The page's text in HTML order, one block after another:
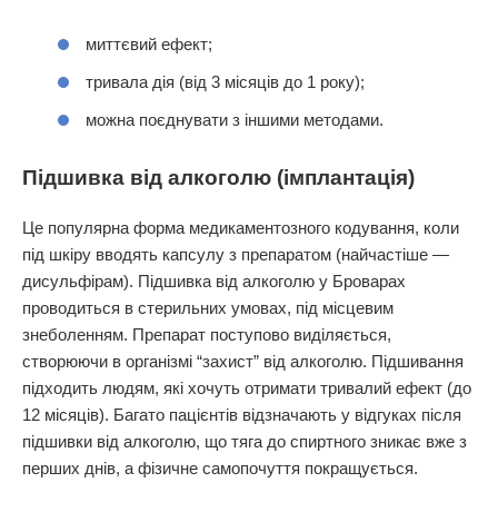
миттєвий ефект;
тривала дія (від 3 місяців до 1 року);
можна поєднувати з іншими методами.
Підшивка від алкоголю (імплантація)
Це популярна форма медикаментозного кодування, коли
під шкіру вводять капсулу з препаратом (найчастіше —
дисульфірам). Підшивка від алкоголю у Броварах
проводиться в стерильних умовах, під місцевим
знеболенням. Препарат поступово виділяється,
створюючи в організмі “захист” від алкоголю. Підшивання
підходить людям, які хочуть отримати тривалий ефект (до
12 місяців). Багато пацієнтів відзначають у відгуках після
підшивки від алкоголю, що тяга до спиртного зникає вже з
перших днів, а фізичне самопочуття покращується.